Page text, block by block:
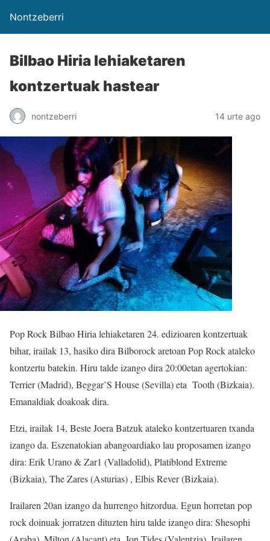
Nontzeberri
Bilbao Hiria lehiaketaren
kontzertuak hastear
nontzeberri 14 urte ago
Pop Rock Bilbao Hiria lehiaketaren 24. edizioaren kontzertuak
bihar, irailak 13, hasiko dira Bilborock aretoan Pop Rock ataleko
kontzertu batekin. Hiru talde izango dira 20:00etan agertokian:
Terrier (Madrid), Beggar’S House (Sevilla) eta Tooth (Bizkaia).
Emanaldiak doakoak dira.
Etzi, irailak 14, Beste Joera Batzuk ataleko kontzertuaren txanda
izango da. Eszenatokian abangoardiako lau proposamen izango
dira: Erik Urano & Zar1 (Valladolid), Platiblond Extreme
(Bizkaia), The Zares (Asturias) , Elbis Rever (Bizkaia).
Irailaren 20an izango da hurrengo hitzordua. Egun horretan pop
rock doinuak jorratzen dituzten hiru talde izango dira: Shesophi